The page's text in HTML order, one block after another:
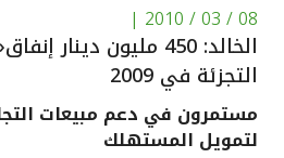
الاستثمار
القنوات المصرفية
08 / 03 / 2010
|
الخالد: 450 مليون
التجزئة في 2009
مستمرون في دعم مبيعات
لتمويل المستهلك